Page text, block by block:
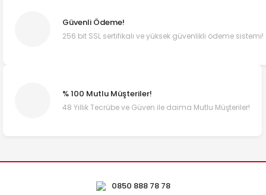
Güvenli Ödeme!
256 bit SSL sertifikalı ve yüksek güvenlikli ödeme sistemi!
% 100 Mutlu Müşteriler!
48 Yıllık Tecrübe ve Güven ile daima Mutlu Müşteriler!
0850 888 78 78